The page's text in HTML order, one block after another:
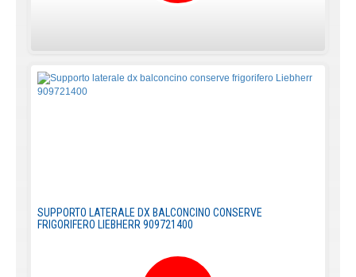
SUPPORTO LATERALE DX BALCONCINO CONSERVE
FRIGORIFERO LIEBHERR 909721400